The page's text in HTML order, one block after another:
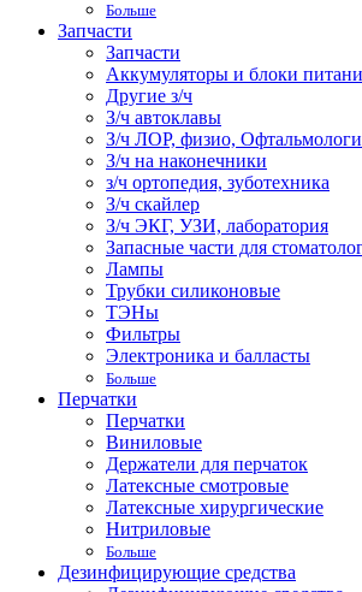
Больше
Запчасти
Запчасти
Аккумуляторы и блоки
Другие з/ч
З/ч автоклавы
З/ч ЛОР, физио,
З/ч на наконечники
з/ч ортопедия, зуботехника
З/ч скайлер
З/ч ЭКГ, УЗИ, лаборатория
Запасные части для
Лампы
Трубки силиконовые
ТЭНы
Фильтры
Электроника и балласты
Больше
Перчатки
Перчатки
Виниловые
Держатели для перчаток
Латексные смотровые
Латексные хирургические
Нитриловые
Больше
Дезинфицирующие средства